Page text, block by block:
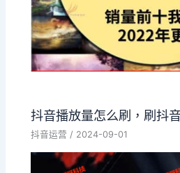
抖音播放量怎么刷，刷抖
抖音运营 / 2024-09-01